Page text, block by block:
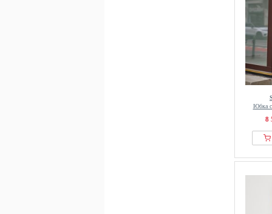
Юбка с
8